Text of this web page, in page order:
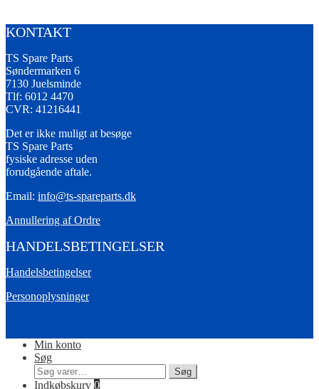
KONTAKT
TS Spare Parts
Søndermarken 6
7130 Juelsminde
Tlf: 6012 4470
CVR: 41216441
Det er ikke muligt at besøge
TS Spare Parts
fysiske adresse uden
forudgående aftale.
Email: info@ts-spareparts.dk
Annullering af Ordre
HANDELSBETINGELSER
Handelsbetingelser
Personoplysninger
Min konto
Søg
Søg
efter:
Søg
Indkøbskurv 0